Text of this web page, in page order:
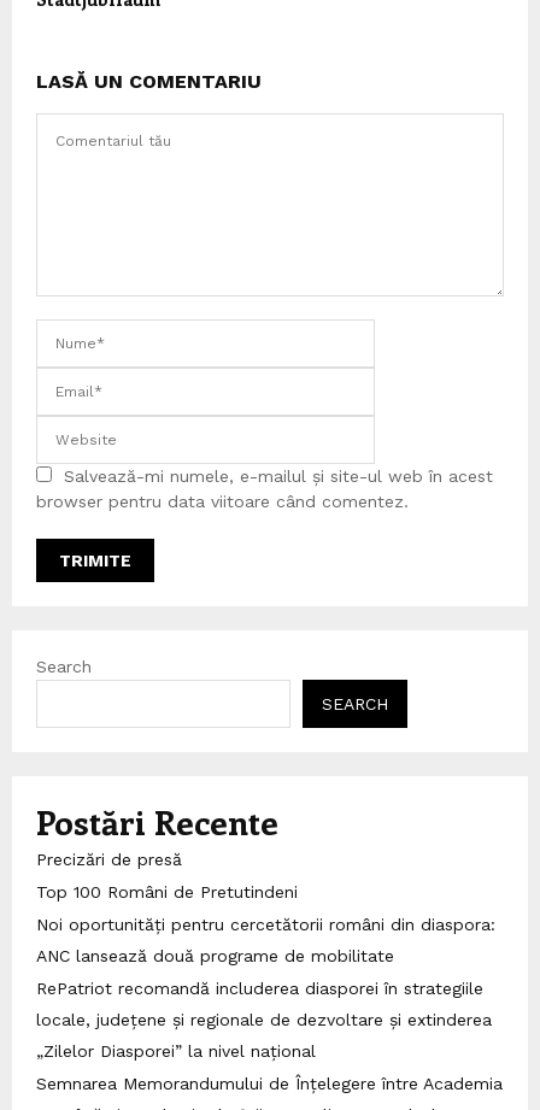
LASĂ UN COMENTARIU
Salvează-mi numele, e-mailul și site-ul web în acest
browser pentru data viitoare când comentez.
Search
SEARCH
Postări Recente
Precizări de presă
Top 100 Români de Pretutindeni
Noi oportunități pentru cercetătorii români din diaspora:
ANC lansează două programe de mobilitate
RePatriot recomandă includerea diasporei în strategiile
locale, județene și regionale de dezvoltare și extinderea
„Zilelor Diasporei” la nivel național
Semnarea Memorandumului de Înțelegere între Academia